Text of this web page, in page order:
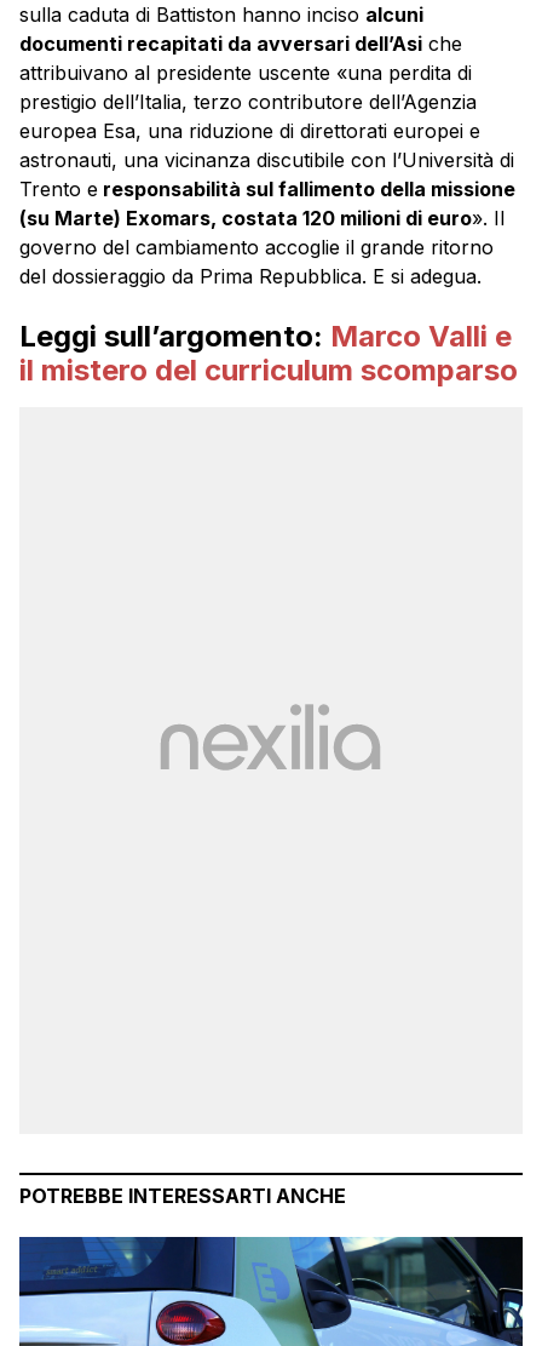
sulla caduta di Battiston hanno inciso alcuni
documenti recapitati da avversari dell’Asi che
attribuivano al presidente uscente «una perdita di
prestigio dell’Italia, terzo contributore dell’Agenzia
europea Esa, una riduzione di direttorati europei e
astronauti, una vicinanza discutibile con l’Università di
Trento e responsabilità sul fallimento della missione
(su Marte) Exomars, costata 120 milioni di euro». Il
governo del cambiamento accoglie il grande ritorno
del dossieraggio da Prima Repubblica. E si adegua.
Leggi sull’argomento: Marco Valli e
il mistero del curriculum scomparso
POTREBBE INTERESSARTI ANCHE